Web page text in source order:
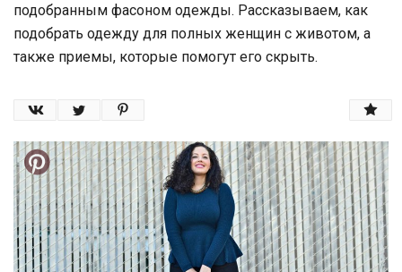
Красота
Стиль жизни
подобранным фасоном одежды. Рассказываем, как
подобрать одежду для полных женщин с животом, а
также приемы, которые помогут его скрыть.